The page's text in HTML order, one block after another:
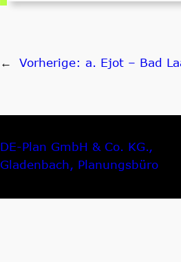
← Vorherige: a. Ejot – Bad
DE-Plan GmbH & Co. KG.,
Gladenbach, Planungsbüro